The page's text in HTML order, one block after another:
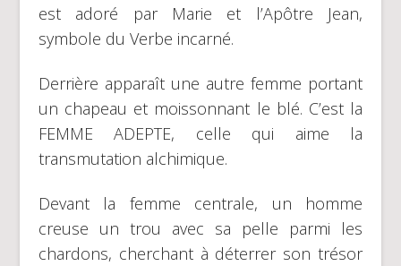
est adoré par Marie et l’Apôtre Jean,
symbole du Verbe incarné.
Derrière apparaît une autre femme portant
un chapeau et moissonnant le blé. C’est la
FEMME ADEPTE, celle qui aime la
transmutation alchimique.
Devant la femme centrale, un homme
creuse un trou avec sa pelle parmi les
chardons, cherchant à déterrer son trésor